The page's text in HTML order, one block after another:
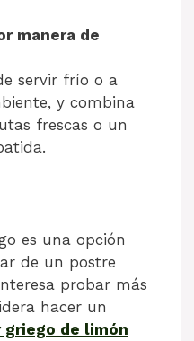
manera de
servir frío o a
y combina
frescas o un
es una opción
de un postre
probar más
hacer un
griego de limón